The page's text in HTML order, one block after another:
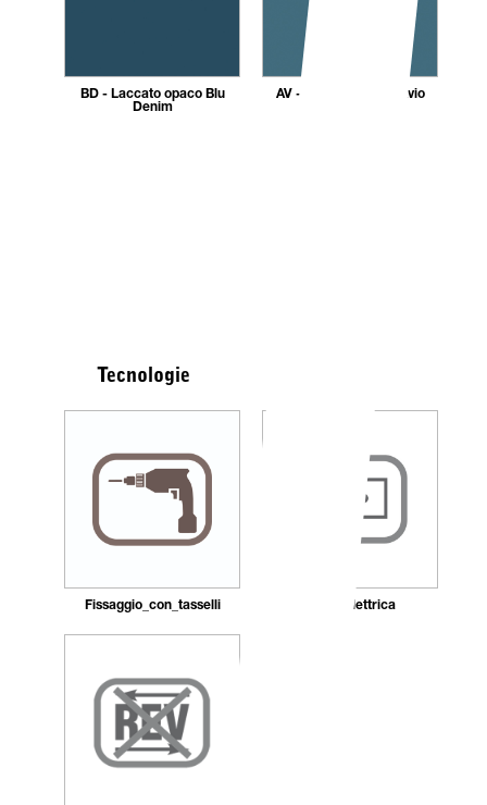
BD - Laccato opaco Blu
Denim
AV - Laccato opaco Avio
Tecnologie
Fissaggio_con_tasselli Presa elettrica